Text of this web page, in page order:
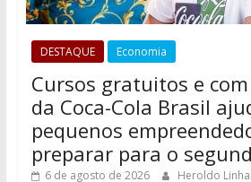
DESTAQUE Economia
Cursos gratuitos e
da Coca-Cola Brasil
pequenos
preparar para o
6 de agosto de 2026 Heroldo